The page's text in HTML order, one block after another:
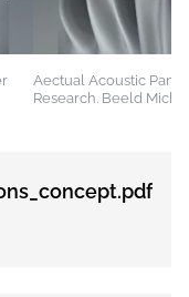
Aectual Acoustic
Research. Beeld